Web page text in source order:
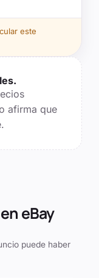
este
afirma que
eBay
puede haber